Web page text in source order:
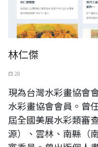
林仁傑
四 28
現為台灣水彩畫協會
水彩畫協會會員。曾
屆全國美展水彩類審
源）、雲林、南縣（